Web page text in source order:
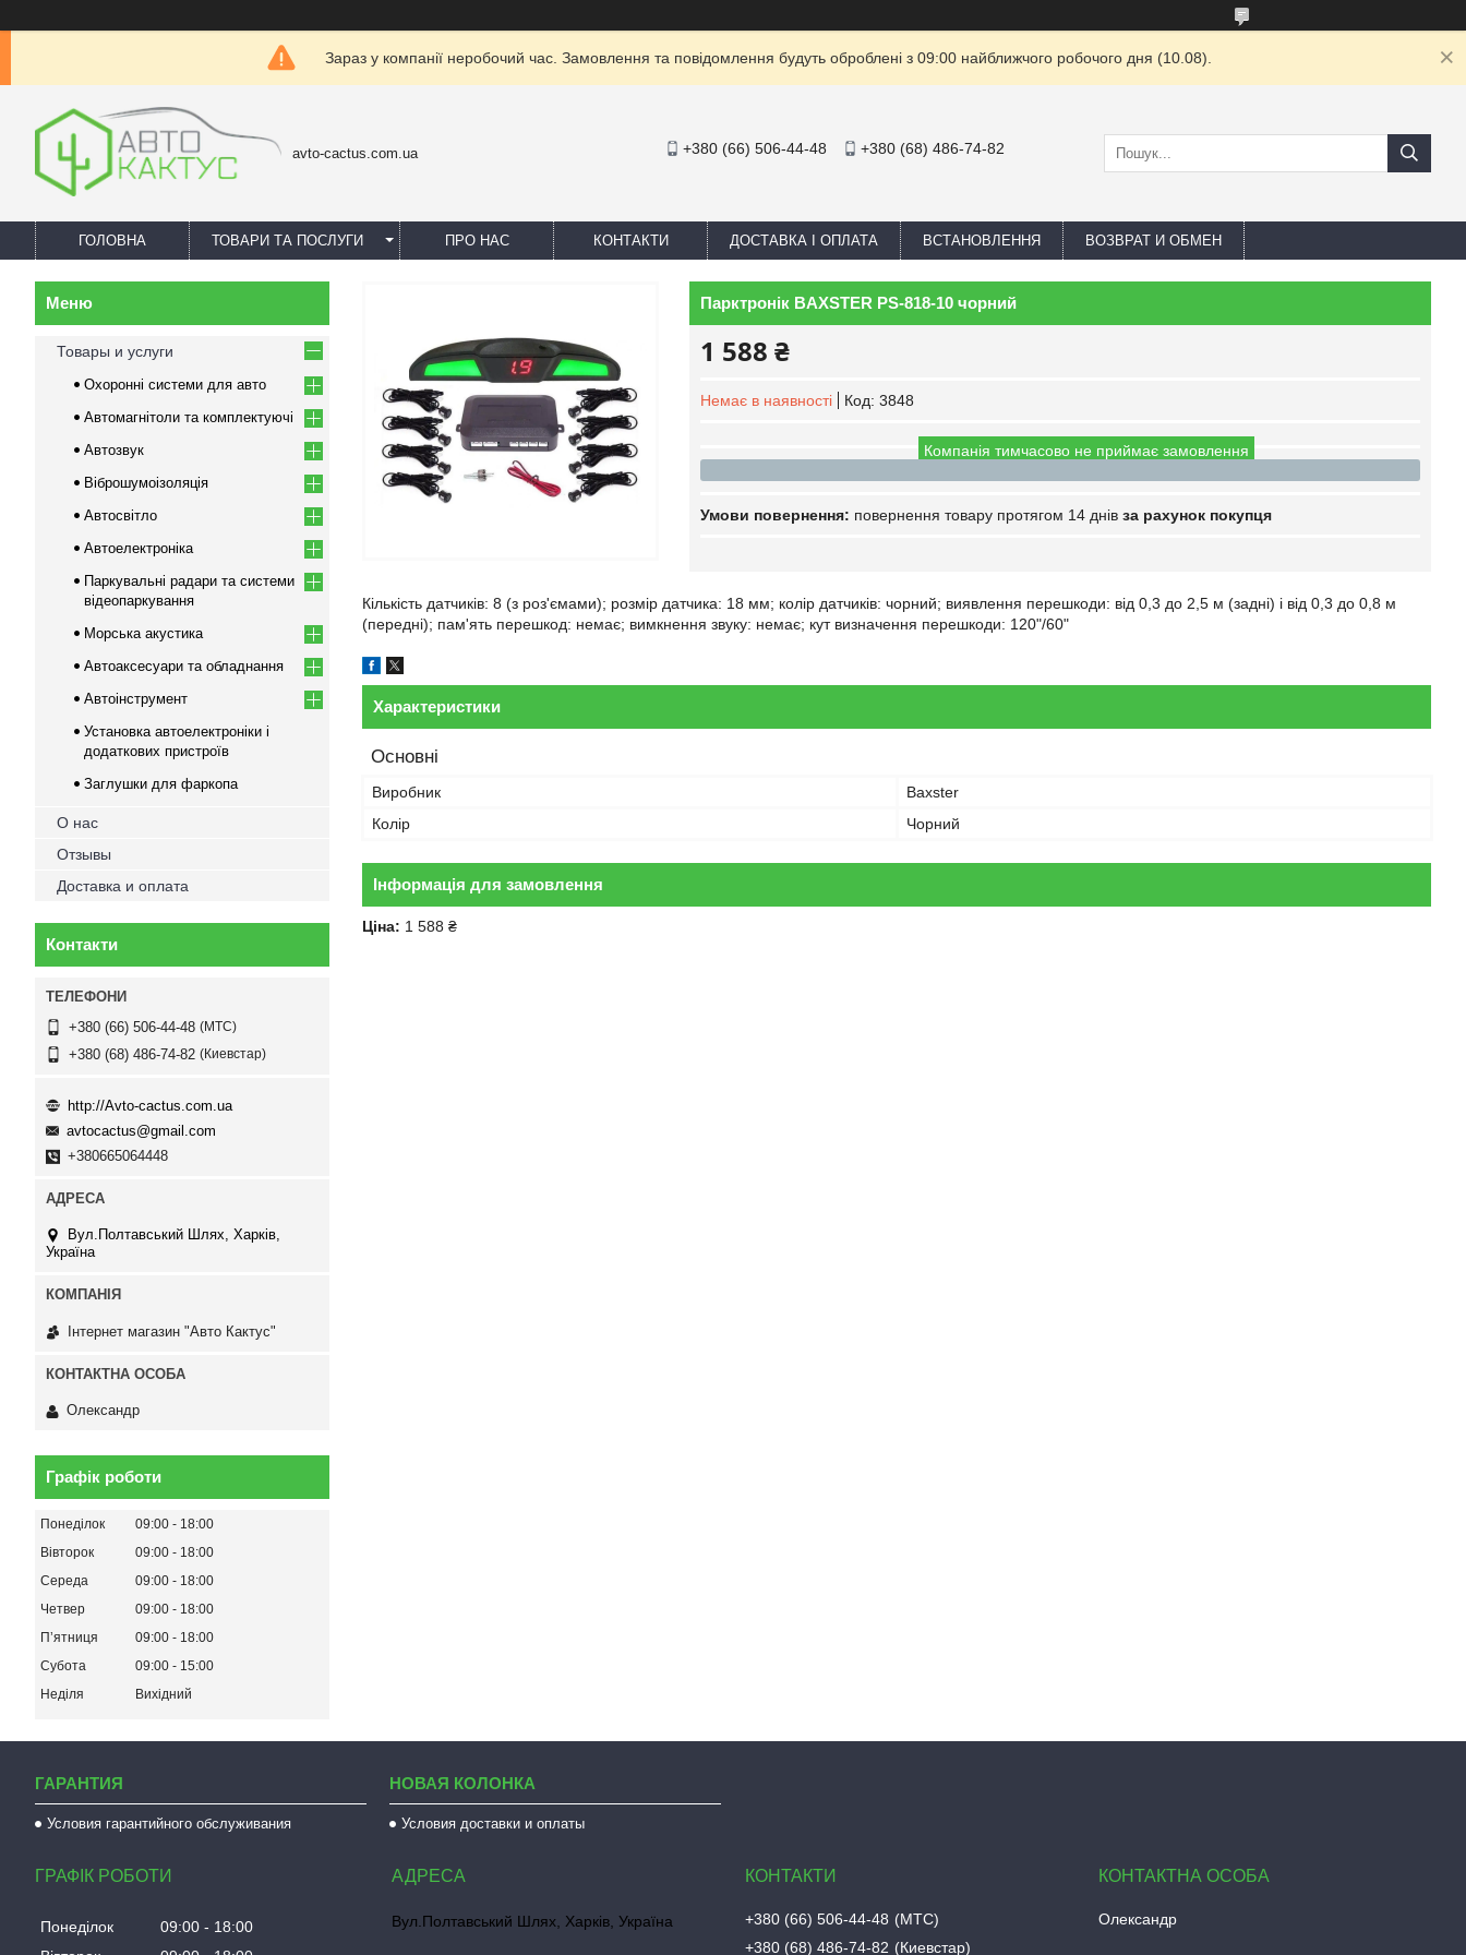
Зараз у компанії неробочий час. Замовлення та повідомлення будуть оброблені з 09:00 найближчого робочого дня (10.08).
avto-cactus.com.ua +380 (66) 506-44-48 +380 (68) 486-74-82
ГОЛОВНА ТОВАРИ ТА ПОСЛУГИ ПРО НАС КОНТАКТИ ДОСТАВКА І ОПЛАТА ВСТАНОВЛЕННЯ ВОЗВРАТ И ОБМЕН
Парктронік BAXSTER PS-818-10 чорний
1 588 ₴
Немає в наявності Код: 3848
Компанія тимчасово не приймає замовлення
повернення товару протягом 14 днів за рахунок покупця
Кількість датчиків: 8 (з роз'ємами); розмір датчика: 18 мм; колір датчиків: чорний; виявлення перешкоди: від 0,3 до 2,5 м (задні) і від 0,3 до 0,8 м
(передні); пам'ять перешкод: немає; вимкнення звуку: немає; кут визначення перешкоди: 120"/60"
Характеристики
Основні
Виробник
Baxster
Колір
Чорний
Інформація для замовлення
Ціна: 1 588 ₴
Товары и услуги
Охоронні системи для авто
Автомагнітоли та комплектуючі
Автозвук
Віброшумоізоляція
Автосвітло
Автоелектроніка
Паркувальні радари та системи
відеопаркування
Морська акустика
Автоаксесуари та обладнання
Автоінструмент
Установка автоелектроніки і
додаткових пристроїв
Заглушки для фаркопа
О нас
Отзывы
Доставка и оплата
Контакти
+380 (66) 506-44-48 МТС
+380 (68) 486-74-82 Киевстар
http://Avto-cactus.com.ua
avtocactus@gmail.com
+380665064448
Вул.Полтавський Шлях, Харків,
Україна
Інтернет магазин "Авто Кактус"
Олександр
Графік роботи
Понеділок 09:00
18:00
Вівторок
09:00
18:00
Середа
09:00
18:00
Четвер
09:00
18:00
Пʼятниця
09:00
18:00
Субота
09:00
15:00
Неділя
Вихідний
ГАРАНТИЯ
Условия гарантийного обслуживания
НОВАЯ КОЛОНКА
Условия доставки и оплаты
ГРАФІК РОБОТИ
Понеділок 09:00
18:00
Вул.Полтавський Шлях, Харків, Україна +380 (66) 506-44-48
МТС
+380 (68) 486-74-82
Киевстар
Олександр